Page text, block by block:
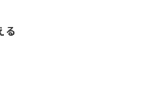
る